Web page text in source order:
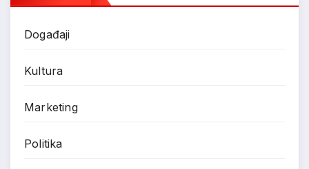
Događaji
Kultura
Marketing
Politika